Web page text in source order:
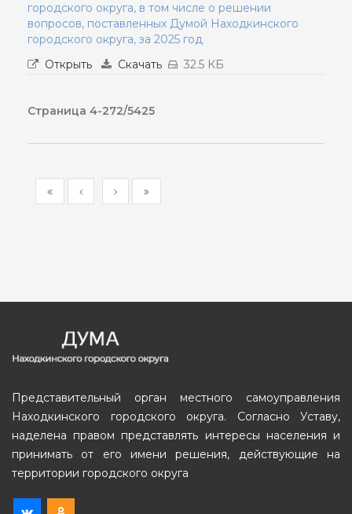
городского округа, в том числе о решении
вопросов, поставленных Думой Находкинского
городского округа, за 2025 год
Открыть
Скачать 32.5 КБ
Страница 4-272/5425
Представительный орган местного самоуправления
Находкинского городского округа. Согласно Уставу,
наделена правом представлять интересы населения и
принимать от его имени решения, действующие на
территории городского округа